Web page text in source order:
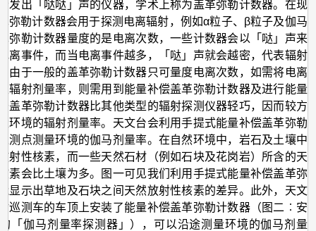
发出「哒哒」声的仪器，学术上称为盖革弥勒计数器。在现
弥勒计数器会用于探测电离辐射，例如α粒子、β粒子及伽马
弥勒计数器量度的是电离次数，一些计数器会以「哒」声来
离事件，而当电离事件越多，「哒」声就会越密，代表辐射
由于一般的盖革弥勒计数器只可量度电离次数，如需将电离
辐射剂量率，则需用到能量补偿盖革弥勒计数器及进行能量
盖革弥勒计数器比其他类型的辐射探测仪器轻巧，因而较方
环境的辐射剂量率。天文台会利用手提式能量补偿盖革弥勒
测点测量环境的伽马剂量率。在自然环境中，岩石及土壤中
射性核素，而一些天然石材（例如石块及花岗岩）所含的天
素会比土壤为多。图一可见我们利用手提式能量补偿盖革弥
显示出草地及石块之间天然放射性核素的差异。此外，天文
巡测车的车顶上安装了能量补偿盖革弥勒计数器（图二︰安
「伽马剂量率探测器」），可以沿途测量环境的伽马剂量